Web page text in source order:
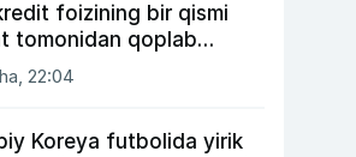
foizining bir qismi
tomonidan qoplab
mumkin
22:04
Koreya futbolida yirik